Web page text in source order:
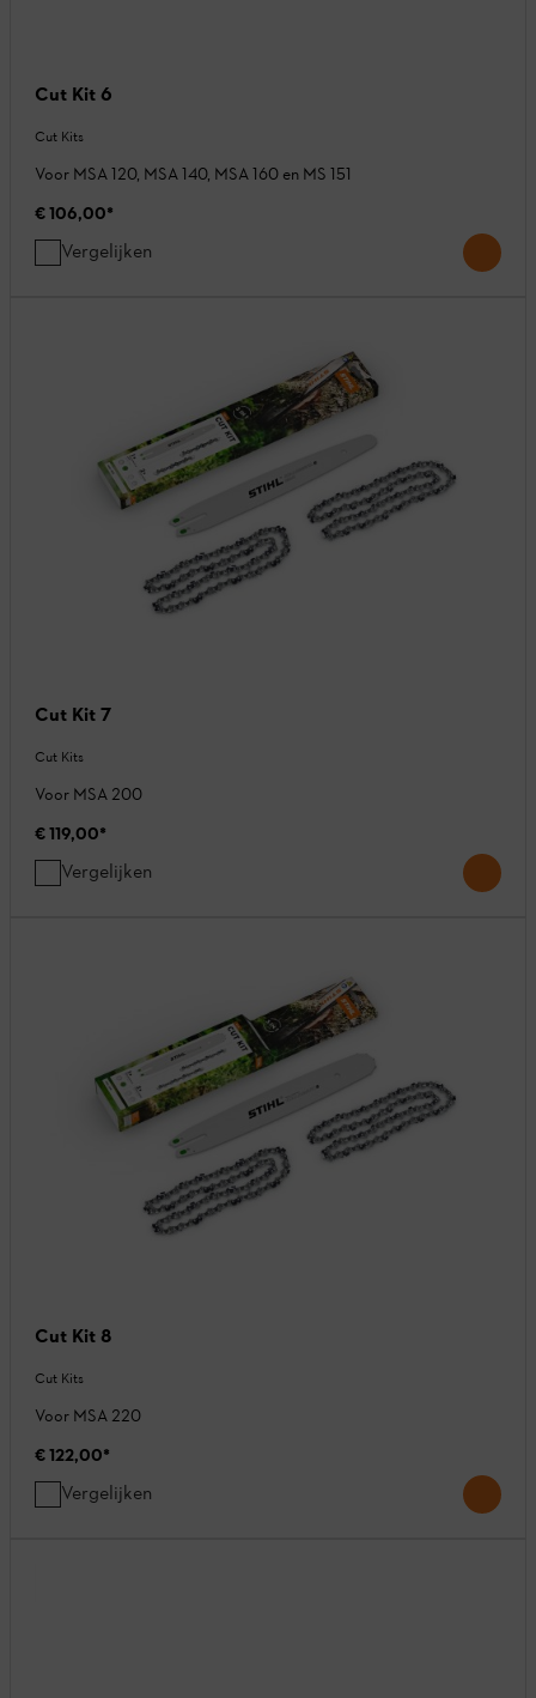
Cut Kit 6
Cut Kits
Voor MSA 120, MSA 140, MSA 160 en MS 151
€ 106,00*
Vergelijken
Cut Kit 7
Cut Kits
Voor MSA 200
€ 119,00*
Vergelijken
Cut Kit 8
Cut Kits
Voor MSA 220
€ 122,00*
Vergelijken